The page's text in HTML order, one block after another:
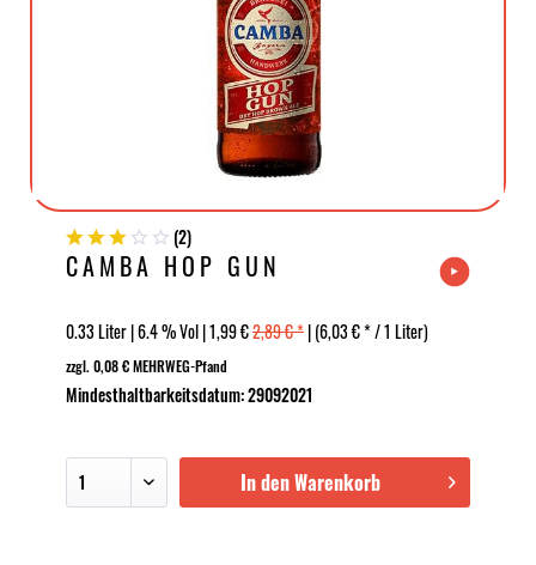
(2)
CAMBA HOP GUN
0.33 Liter | 6.4 % Vol | 1,99 €2,89 € *| (6,03 € * / 1 Liter)
zzgl. 0,08 € MEHRWEG-Pfand
Mindesthaltbarkeitsdatum: 29092021
In den Warenkorb